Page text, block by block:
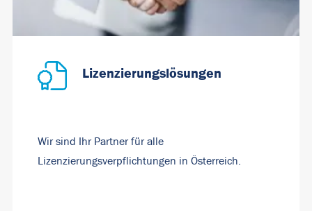
Lizenzierungslösungen
Wir sind Ihr Partner für alle
Lizenzierungsverpflichtungen in Österreich.